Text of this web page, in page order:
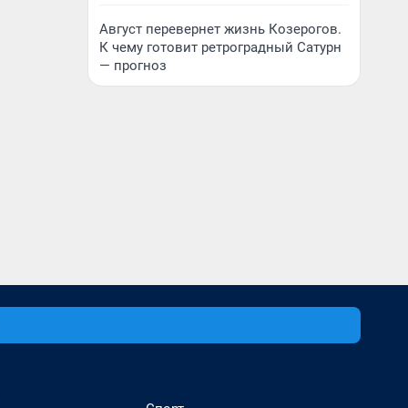
Август перевернет жизнь Козерогов.
К чему готовит ретроградный Сатурн
— прогноз